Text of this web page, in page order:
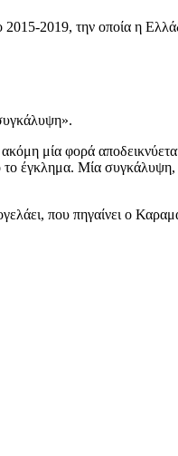
2015-2019, την οποία η
μία φορά
το έγκλημα. Μία
που πηγαίνει ο